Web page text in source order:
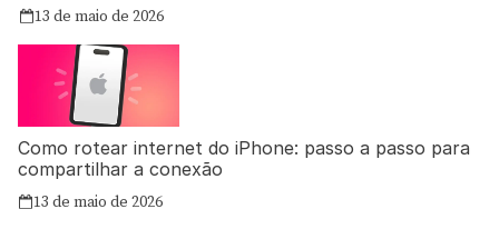
13 de maio de 2026
Como rotear internet do iPhone: passo a passo para
compartilhar a conexão
13 de maio de 2026